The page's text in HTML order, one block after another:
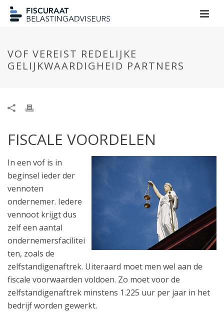
VOF VEREIST REDELIJKE
GELIJKWAARDIGHEID PARTNERS
FISCALE VOORDELEN
In een vof is in
beginsel ieder der
vennoten
ondernemer. Iedere
vennoot krijgt dus
zelf een aantal
ondernemersfacilitei
ten, zoals de
zelfstandigenaftrek. Uiteraard moet men wel aan de
fiscale voorwaarden voldoen. Zo moet voor de
zelfstandigenaftrek minstens 1.225 uur per jaar in het
bedrijf worden gewerkt.